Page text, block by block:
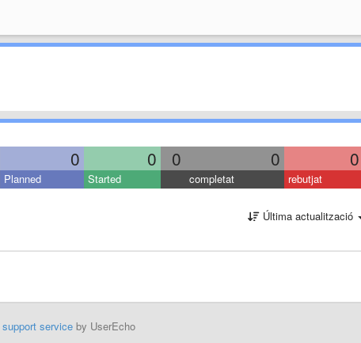
0 0 0 0 0
Planned Started completat rebutjat
Última actualització
serviceby UserEcho